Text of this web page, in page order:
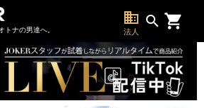
トナの男達へ。
business
法人
search